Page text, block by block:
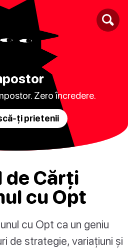
Zero încredere.
ți prietenii
de Cărți
cu Opt
cu Opt ca un geniu
de strategie, variațiuni și